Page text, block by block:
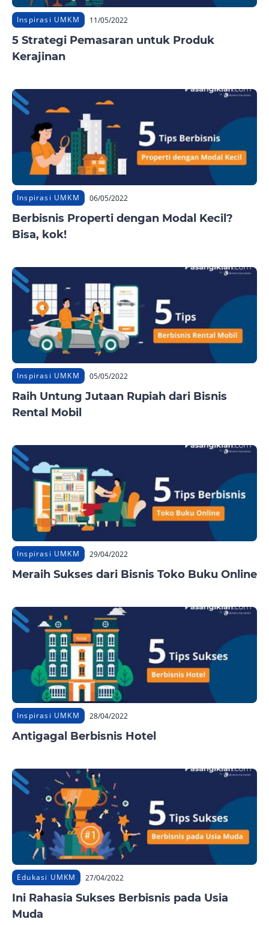
Inspirasi UMKM 11/05/2022
5 Strategi Pemasaran untuk Produk
Kerajinan
Inspirasi UMKM 06/05/2022
Berbisnis Properti dengan Modal Kecil?
Bisa, kok!
Inspirasi UMKM 05/05/2022
Raih Untung Jutaan Rupiah dari Bisnis
Rental Mobil
Inspirasi UMKM 29/04/2022
Meraih Sukses dari Bisnis Toko Buku Online
Inspirasi UMKM 28/04/2022
Antigagal Berbisnis Hotel
Edukasi UMKM 27/04/2022
Ini Rahasia Sukses Berbisnis pada Usia
Muda